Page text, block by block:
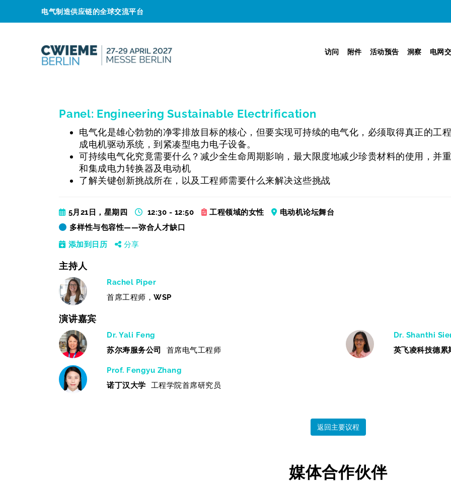
电气制造供应链的全球交流平台
访问 附件 活动预告 洞察 电网
Panel: Engineering Sustainable Electrification
电气化是雄心勃勃的净零排放目标的核心，但要实现可持续的电气化，必须取得真正的
成电机驱动系统，到紧凑型电力电子设备。
可持续电气化究竟需要什么？减少全生命周期影响，最大限度地减少珍贵材料的使用，并
和集成电力转换器及电动机
了解关键创新挑战所在，以及工程师需要什么来解决这些挑战
5月21日，星期四 12:30 - 12:50 工程领域的女性
电动机论坛舞台
多样性与包容性——弥合人才缺口
添加到日历
分享
主持人
Rachel Piper
首席工程师，WSP
演讲嘉宾
Dr. Yali Feng
苏尔寿服务公司
首席电气工程师
Dr. Shanthi
英飞凌科技德
Prof. Fengyu Zhang
诺丁汉大学
工程学院首席研究员
返回主要议程
媒体合作伙伴